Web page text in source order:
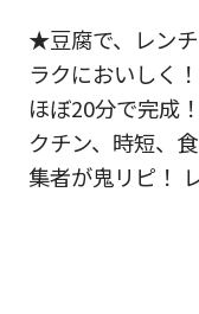
★豆腐で、レン
ラクにおいしく
ほぼ20分で完成
クチン、時短、
集者が鬼リピ！